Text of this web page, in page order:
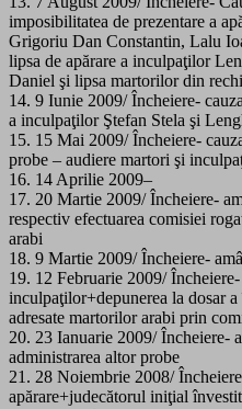
imposibilitatea de prezentare a
Grigoriu Dan Constantin, Lalu
lipsa de apărare a inculpaţilor
Daniel şi lipsa martorilor din
14. 9 Iunie 2009/ Încheiere-
a inculpaţilor Ştefan Stela şi
15. 15 Mai 2009/ Încheiere-
probe – audiere martori şi
16. 14 Aprilie 2009–
17. 20 Martie 2009/ Încheiere-
respectiv efectuarea comisiei
arabi
18. 9 Martie 2009/ Încheiere-
19. 12 Februarie 2009/
inculpaţilor+depunerea la dosar
adresate martorilor arabi prin
20. 23 Ianuarie 2009/ Încheiere-
administrarea altor probe
21. 28 Noiembrie 2008/
apărare+judecătorul iniţial